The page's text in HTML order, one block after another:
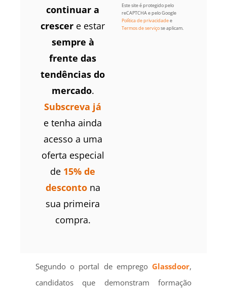
continuar a
crescer e estar
sempre à
frente das
tendências do
mercado.
Subscreva já
e tenha ainda
acesso a uma
oferta especial
de 15% de
desconto na
sua primeira
compra.
Este site é protegido pelo
reCAPTCHA e pelo Google
Política de privacidadee
Termos de serviçose aplicam.
Segundo o portal de emprego Glassdoor,
candidatos que demonstram formação